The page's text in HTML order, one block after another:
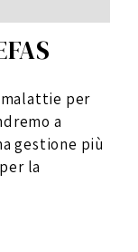
malattie per
a
gestione più
la